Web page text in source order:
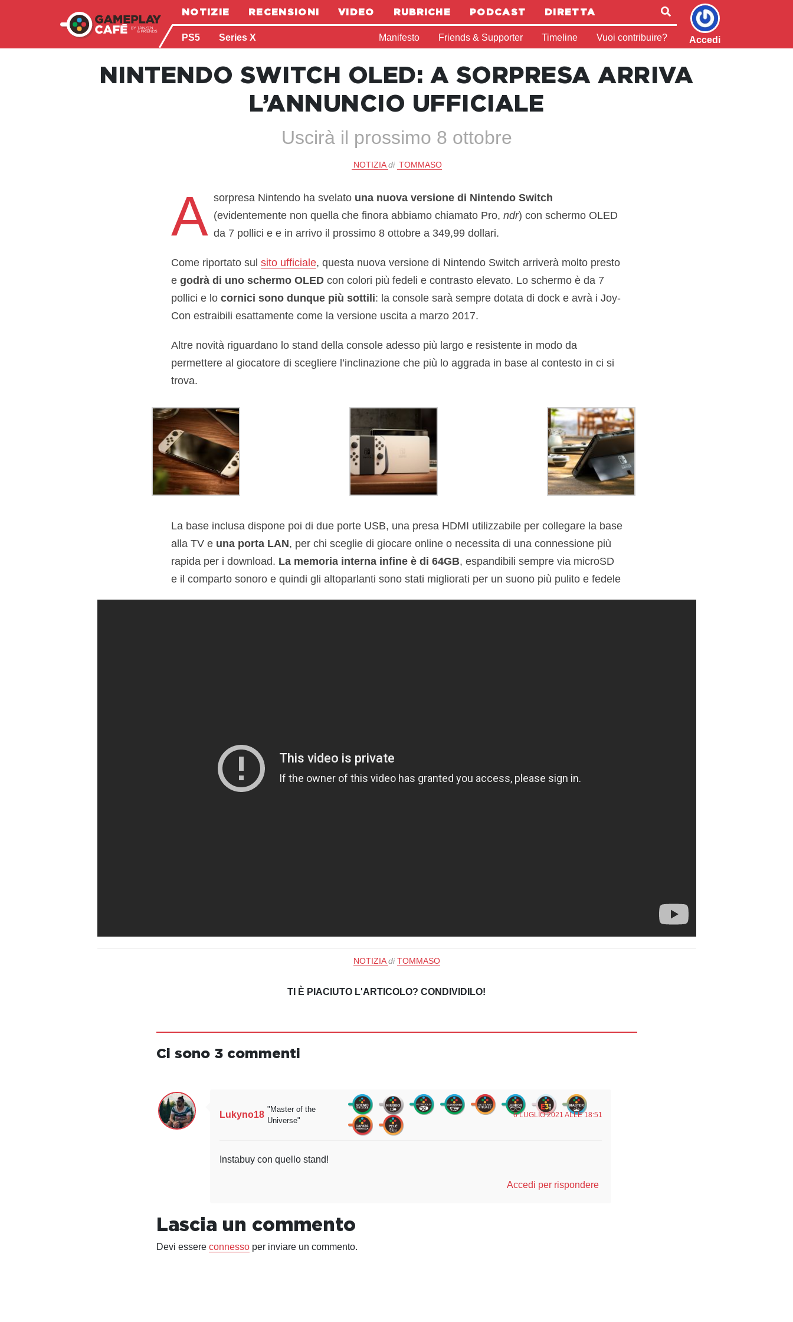
NOTIZIE RECENSIONI VIDEO RUBRICHE PODCAST DIRETTA
PS5 Series X Manifesto Friends & Supporter Timeline Vuoi contribuire? Accedi
NINTENDO SWITCH OLED: A SORPRESA ARRIVA
L’ANNUNCIO UFFICIALE
Uscirà il prossimo 8 ottobre
NOTIZIA di TOMMASO
A sorpresa Nintendo ha svelato una nuova versione di Nintendo Switch
(evidentemente non quella che finora abbiamo chiamato Pro, ndr) con schermo OLED
da 7 pollici e e in arrivo il prossimo 8 ottobre a 349,99 dollari.
Come riportato sul sito ufficiale, questa nuova versione di Nintendo Switch arriverà molto presto
e godrà di uno schermo OLEDcon colori più fedeli e contrasto elevato. Lo schermo è da 7
pollici e lo cornici sono dunque più sottili: la console sarà sempre dotata di dock e avrà i Joy-
Con estraibili esattamente come la versione uscita a marzo 2017.
Altre novità riguardano lo stand della console adesso più largo e resistente in modo da
permettere al giocatore di scegliere l’inclinazione che più lo aggrada in base al contesto in ci si
trova.
La base inclusa dispone poi di due porte USB, una presa HDMI utilizzabile per collegare la base
alla TV e una porta LAN, per chi sceglie di giocare online o necessita di una connessione più
rapida per i download. La memoria interna infine è di 64GB, espandibili sempre via microSD
e il comparto sonoro e quindi gli altoparlanti sono stati migliorati per un suono più pulito e fedele
NOTIZIA di TOMMASO
TI È PIACIUTO L'ARTICOLO? CONDIVIDILO!
Ci sono 3 commenti
Lukyno18
"Master of the
Universe"
6 LUGLIO 2021 ALLE 18:51
Instabuy con quello stand!
Accedi per rispondere
Lascia un commento
Devi essere connessoper inviare un commento.